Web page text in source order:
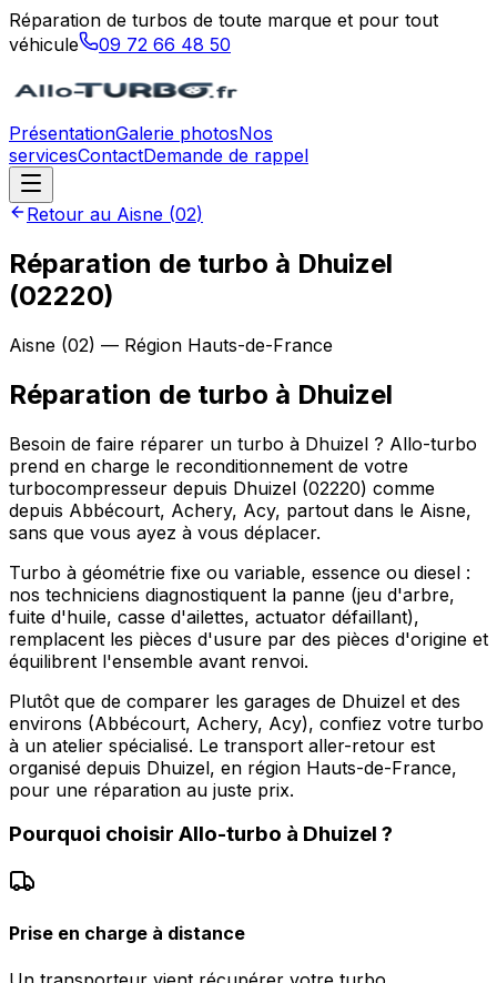
Réparation de turbos de toute marque et pour tout
véhicule
09 72 66 48 50
PrésentationGalerie photosNos
servicesContactDemande de rappel
Retour au Aisne (02)
Réparation de turbo à Dhuizel
(02220)
Aisne (02) — Région Hauts-de-France
Réparation de turbo à Dhuizel
Besoin de faire réparer un turbo à Dhuizel ? Allo-turbo
prend en charge le reconditionnement de votre
turbocompresseur depuis Dhuizel (02220) comme
depuis Abbécourt, Achery, Acy, partout dans le Aisne,
sans que vous ayez à vous déplacer.
Turbo à géométrie fixe ou variable, essence ou diesel :
nos techniciens diagnostiquent la panne (jeu d'arbre,
fuite d'huile, casse d'ailettes, actuator défaillant),
remplacent les pièces d'usure par des pièces d'origine et
équilibrent l'ensemble avant renvoi.
Plutôt que de comparer les garages de Dhuizel et des
environs (Abbécourt, Achery, Acy), confiez votre turbo
à un atelier spécialisé. Le transport aller-retour est
organisé depuis Dhuizel, en région Hauts-de-France,
pour une réparation au juste prix.
Pourquoi choisir Allo-turbo à Dhuizel ?
Prise en charge à distance